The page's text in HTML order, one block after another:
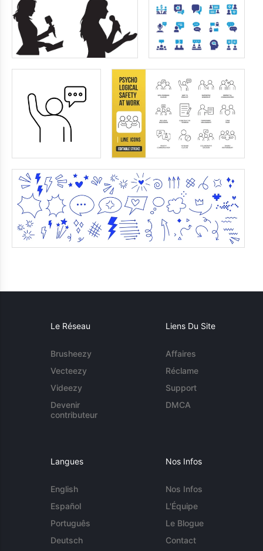
Le Réseau
Brusheezy
Vecteezy
Videezy
Devenir
contributeur
Liens Du Site
Affaires
Réclame
Support
DMCA
Langues
English
Español
Português
Deutsch
Nos Infos
Nos Infos
L'Équipe
Le Blogue
Contact